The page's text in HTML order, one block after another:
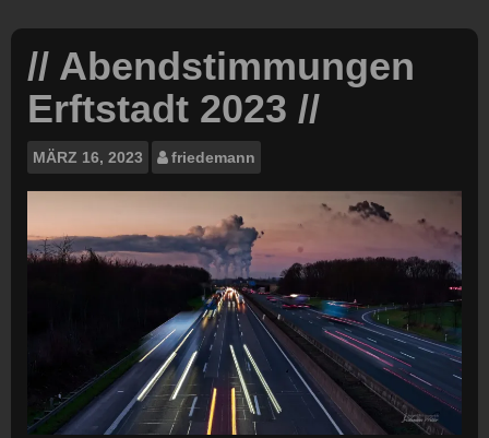
// Abendstimmungen
Erftstadt 2023 //
MÄRZ 16, 2023 friedemann